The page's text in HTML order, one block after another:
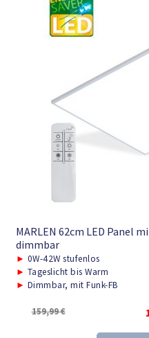
MARLEN 62cm LED Panel
dimmbar
► 0W-42W stufenlos
► Tageslicht bis Warm
► Dimmbar, mit Funk-FB
159,99€